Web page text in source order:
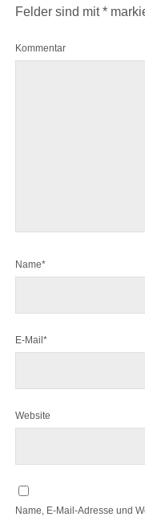
Felder sind mit*
Kommentar
Name*
E-Mail*
Website
Name, E-Mail-Adresse und